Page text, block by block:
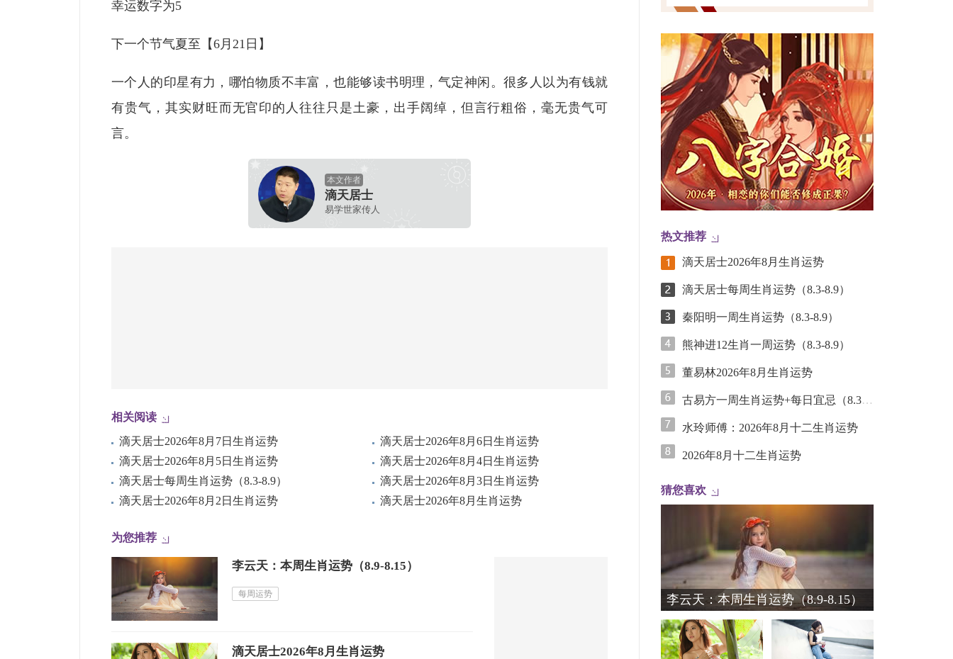
幸运数字为5
下一个节气夏至【6月21日】
一个人的印星有力，哪怕物质不丰富，也能够读书明理，气定神闲。很多人以为有钱就
有贵气，其实财旺而无官印的人往往只是土豪，出手阔绰，但言行粗俗，毫无贵气可
言。
本文作者
滴天居士
易学世家传人
相关阅读
滴天居士2026年8月7日生肖运势
滴天居士2026年8月6日生肖运势
滴天居士2026年8月5日生肖运势
滴天居士2026年8月4日生肖运势
滴天居士每周生肖运势（8.3-8.9）
滴天居士2026年8月3日生肖运势
滴天居士2026年8月2日生肖运势
滴天居士2026年8月生肖运势
为您推荐
李云天：本周生肖运势（8.9-8.15）
每周运势
滴天居士2026年8月生肖运势
热文推荐
滴天居士2026年8月生肖运势
滴天居士每周生肖运势（8.3-8.9）
秦阳明一周生肖运势（8.3-8.9）
熊神进12生肖一周运势（8.3-8.9）
董易林2026年8月生肖运势
古易方一周生肖运势+每日宜忌（8.3-8.9）
水玲师傅：2026年8月十二生肖运势
2026年8月十二生肖运势
猜您喜欢
李云天：本周生肖运势（8.9-8.15）